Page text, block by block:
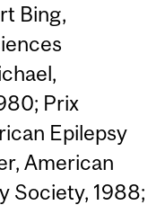
Bing,
Prix
Epilepsy
American
Society, 1988;